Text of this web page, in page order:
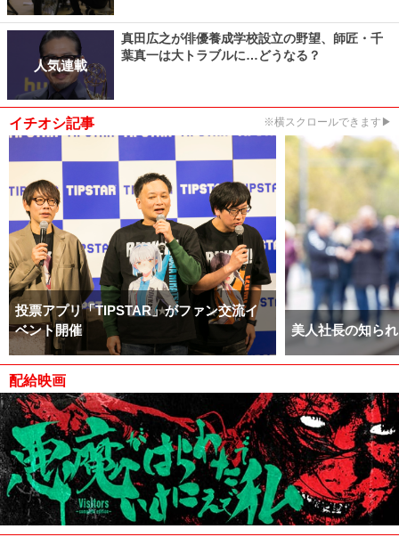
人気連載
真田広之が俳優養成学校設立の野望、師匠・千
葉真一は大トラブルに…どうなる？
イチオシ記事 ※横スクロールできます▶
投票アプリ「TIPSTAR」がファン交流イ
ベント開催
美人社長の知ら
配給映画